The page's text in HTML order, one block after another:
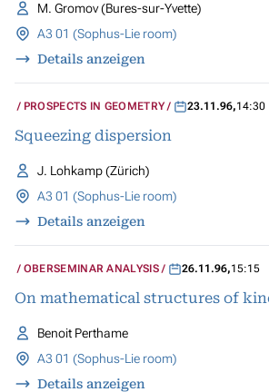
M. Gromov (Bures-sur-Yvette)
A3 01 (Sophus-Lie room)
Details anzeigen
PROSPECTS IN GEOMETRY 23.11.96,14:30
Squeezing dispersion
J. Lohkamp (Zürich)
A3 01 (Sophus-Lie room)
Details anzeigen
OBERSEMINAR ANALYSIS 26.11.96,15:15
On mathematical structures of
Benoit Perthame
A3 01 (Sophus-Lie room)
Details anzeigen